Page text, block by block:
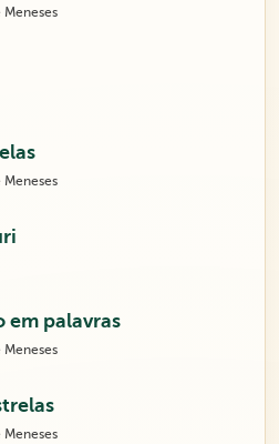
Meneses
Meneses
em palavras
Meneses
Meneses